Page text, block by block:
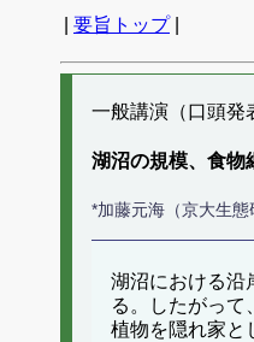
要旨トップ|
一般講演（口頭発
湖沼の規模、食物
*加藤元海（京大生態
湖沼における沿
る。したがって
植物を隠れ家と